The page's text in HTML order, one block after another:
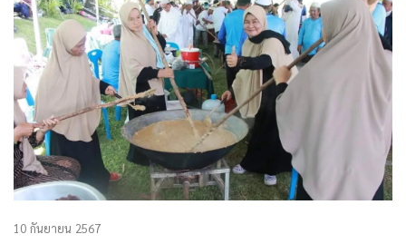
ประจำ เพราะ
10 กันยายน 2567